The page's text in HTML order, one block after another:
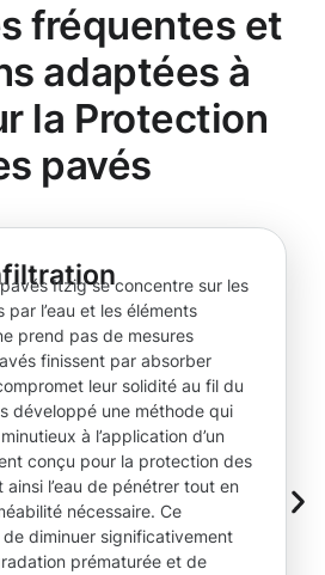
fréquentes et
adaptées à
la Protection
pavés
Itzig se concentre sur les
l’eau et les éléments
prend pas de mesures
finissent par absorber
leur solidité au fil du
développé une méthode qui
à l’application d’un
conçu pour la protection des
l’eau de pénétrer tout en
nécessaire. Ce
diminuer significativement
prématurée et de